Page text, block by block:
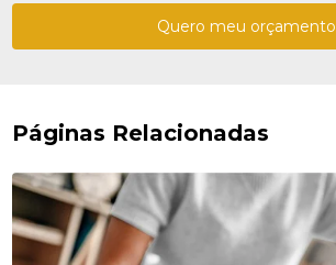
Quero meu orçamento
Páginas Relacionadas